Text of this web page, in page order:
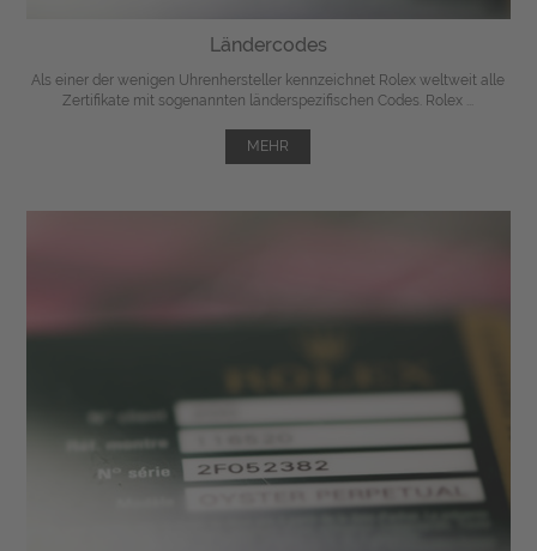
Ländercodes
Als einer der wenigen Uhrenhersteller kennzeichnet Rolex weltweit alle
Zertifikate mit sogenannten länderspezifischen Codes. Rolex ...
MEHR